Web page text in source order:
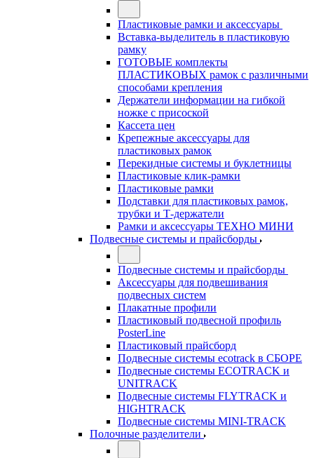
Пластиковые рамки и аксессуары
Вставка-выделитель в пластиковую
рамку
ГОТОВЫЕ комплекты
ПЛАСТИКОВЫХ рамок с различными
способами крепления
Держатели информации на гибкой
ножке с присоской
Кассета цен
Крепежные аксессуары для
пластиковых рамок
Перекидные системы и буклетницы
Пластиковые клик-рамки
Пластиковые рамки
Подставки для пластиковых рамок,
трубки и Т-держатели
Рамки и аксессуары ТЕХНО МИНИ
Подвесные системы и прайсборды
Подвесные системы и прайсборды
Аксессуары для подвешивания
подвесных систем
Плакатные профили
Пластиковый подвесной профиль
PosterLine
Пластиковый прайсборд
Подвесные системы ecotrack в СБОРЕ
Подвесные системы ECOTRACK и
UNITRACK
Подвесные системы FLYTRACK и
HIGHTRACK
Подвесные системы MINI-TRACK
Полочные разделители